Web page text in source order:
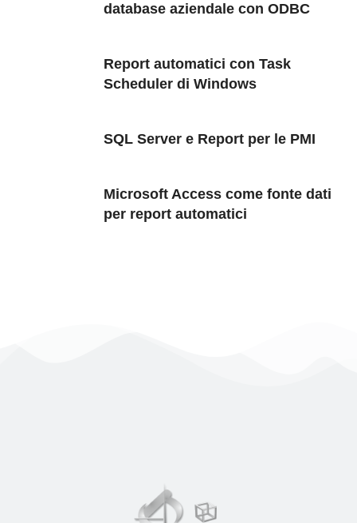
database aziendale con ODBC
Report automatici con Task
Scheduler di Windows
SQL Server e Report per le PMI
Microsoft Access come fonte dati
per report automatici